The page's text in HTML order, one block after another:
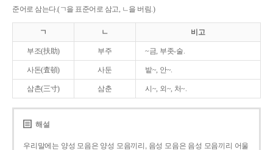
준어로 삼는다.(ㄱ을 표준어로 삼고, ㄴ을 버림.)
ㄱ ㄴ 비고
부조(扶助) 부주 ~금, 부좃-술.
사돈(査頓) 사둔 밭~, 안~.
삼촌(三寸) 삼춘 시~, 외~, 처~.
해설
우리말에는 양성 모음은 양성 모음끼리, 음성 모음은 음성 모음끼리 어울